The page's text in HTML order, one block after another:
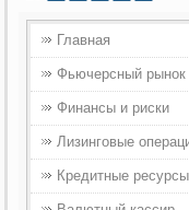
Главная
Фьючерсный рынок
Финансы и риски
Лизинговые
Кредитные ресурсы